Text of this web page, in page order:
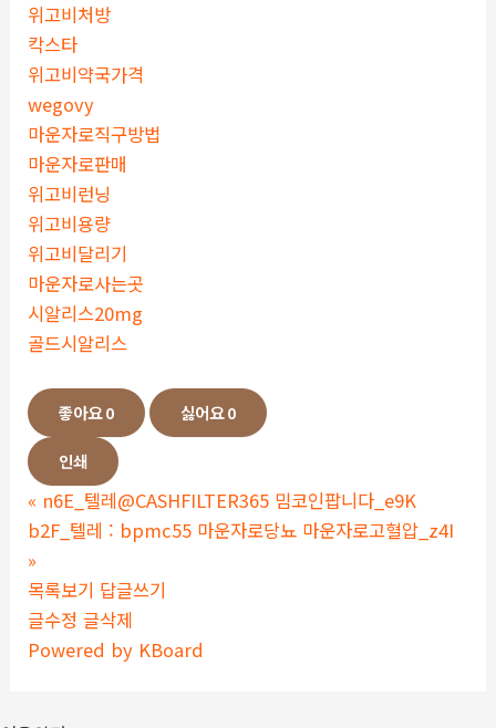
위고비처방
칵스타
위고비약국가격
wegovy
마운자로직구방법
마운자로판매
위고비런닝
위고비용량
위고비달리기
마운자로사는곳
시알리스20mg
골드시알리스
좋아요0 싫어요0
인쇄
« n6E_텔레@CASHFILTER365 밈코인팝니다_e9K
b2F_텔레 : bpmc55 마운자로당뇨 마운자로고혈압_z4I
»
목록보기 답글쓰기
글수정 글삭제
Powered by KBoard